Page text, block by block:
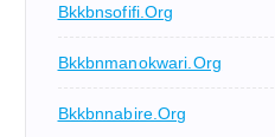
Bkkbnsofifi.org
Bkkbnmanokwari.org
Bkkbnnabire.org